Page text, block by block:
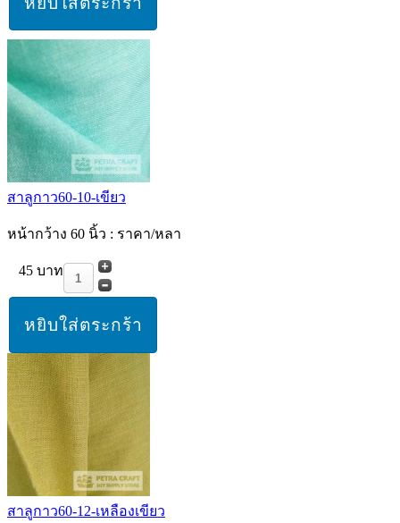
สาลูกาว60-10-เขียว
หน้ากว้าง 60 นิ้ว : ราคา/หลา
45 บาท
สาลูกาว60-12-เหลืองเขียว